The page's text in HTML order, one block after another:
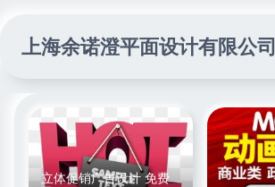
上海余诺澄平面设计有限公司
立体促销广告设计 免费